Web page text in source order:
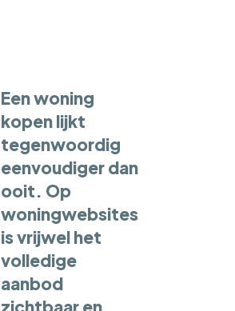
Een woning
kopen lijkt
tegenwoordig
eenvoudiger dan
ooit. Op
woningwebsites
is vrijwel het
volledige
aanbod